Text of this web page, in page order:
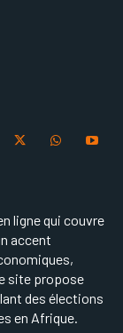
ligne qui couvre
accent
site propose
des élections
en Afrique.